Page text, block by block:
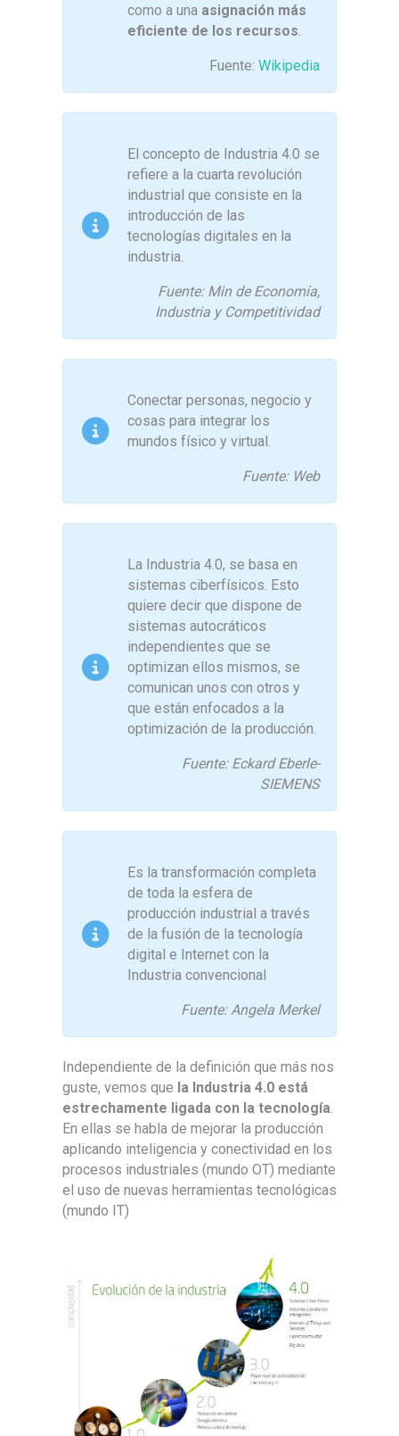
como a una asignación más
eficiente de los recursos.
Fuente: Wikipedia
El concepto de Industria 4.0 se
refiere a la cuarta revolución
industrial que consiste en la
introducción de las
tecnologías digitales en la
industria.
Fuente: Min de Economía,
Industria y Competitividad
Conectar personas, negocio y
cosas para integrar los
mundos físico y virtual.
Fuente: Web
La Industria 4.0, se basa en
sistemas ciberfísicos. Esto
quiere decir que dispone de
sistemas autocráticos
independientes que se
optimizan ellos mismos, se
comunican unos con otros y
que están enfocados a la
optimización de la producción.
Fuente: Eckard Eberle-
SIEMENS
Es la transformación completa
de toda la esfera de
producción industrial a través
de la fusión de la tecnología
digital e Internet con la
Industria convencional
Fuente: Angela Merkel
Independiente de la definición que más nos
guste, vemos que la Industria 4.0 está
estrechamente ligada con la tecnología.
En ellas se habla de mejorar la producción
aplicando inteligencia y conectividad en los
procesos industriales (mundo OT) mediante
el uso de nuevas herramientas tecnológicas
(mundo IT)